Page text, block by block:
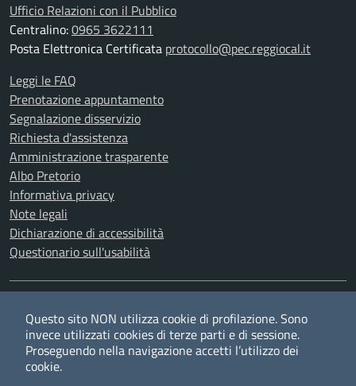
Ufficio Relazioni con il Pubblico
Centralino:0965 3622111
Posta Elettronica Certificata protocollo@pec.reggiocal.it
Leggi le FAQ
Prenotazione appuntamento
Segnalazione disservizio
Richiesta d'assistenza
Amministrazione trasparente
Albo Pretorio
Informativa privacy
Note legali
Dichiarazione di accessibilità
Questionario sull'usabilità
TwitterFacebookYouTubeRSS
Questo sito NON utilizza cookie di profilazione. Sono
invece utilizzati cookies di terze parti e di sessione.
Proseguendo nella navigazione accetti l’utilizzo dei
cookie.